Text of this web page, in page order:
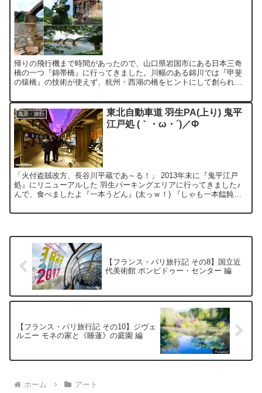
帰りの飛行機まで時間があったので、山口県岩国市にある日本三奇
橋の一つ『錦帯橋』に行ってきました。川幅のある錦川では『甲斐
の猿橋』の技術が使えず、杭州・西湖の橋をヒントにして創られた
風景・旅行
東北自動車道 羽生PA(上り) 鬼平
江戸処 (｀・ω・´)／Φ
「火付盗賊改方、長谷川平蔵であ～る！」 2013年末に『鬼平江戸
処』にリニューアルした 羽生パーキングエリアに行ってきました♪
んで、食べましたよ『一本うどん』(太っｗ！) 『しゃも一本饂飩』
【フランス・パリ旅行記 その8】国立近
代美術館 ポンピドゥー・センター 編
【フランス・パリ旅行記 その10】ジヴェ
ルニー モネの家と《睡蓮》の庭園 編
ホーム アート